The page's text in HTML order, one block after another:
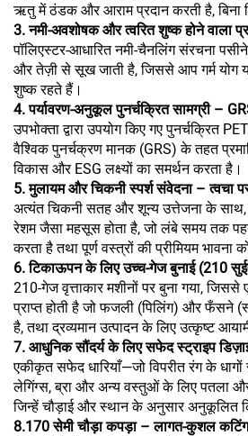
ऋतु में ठंडक और आराम प्रदान करती है, बिना
3. नमी-अवशोषक और त्वरित शुष्क होने वाला
पॉलिएस्टर-आधारित नमी-चैनलिंग संरचना
और तेज़ी से सूख जाती है, जिससे आप गर्म योग या
शुष्क रहते हैं।
4. पर्यावरण-अनुकूल पुनर्चक्रित सामग्री –
उपभोक्ता द्वारा उपयोग किए गए पुनर्चक्रित
वैश्विक पुनर्चक्रण मानक (GRS) के तहत
विकास और ESG लक्ष्यों का समर्थन करता है।
5. मुलायम और चिकनी स्पर्श संवेदना – त्वचा
अत्यंत चिकनी सतह और शून्य उत्तेजना के
रेशम जैसा महसूस होता है, जो लंबे समय तक
करता है तथा पूर्ण वस्त्रों की प्रीमियम भावना
6. टिकाऊपन के लिए उच्च-गेज बुनाई (210
210-गेज वृत्ताकार मशीनों पर बुना गया,
प्राप्त होती है जो फजली (पिलिंग) और फँसने
है, तथा द्रव्यमान उत्पादन के लिए उत्कृष्ट
7. आधुनिक सौंदर्य के लिए सफेद स्ट्राइप
एकीकृत सफेद धारियाँ—जो विपरीत रंग के
लेगिंग्स, ब्रा और अन्य वस्तुओं के लिए पतला और
जिन्हें चौड़ाई और स्थान के अनुसार अनुकूलित
8.170 सेमी चौड़ा कपड़ा – लागत-कुशल कटिंग